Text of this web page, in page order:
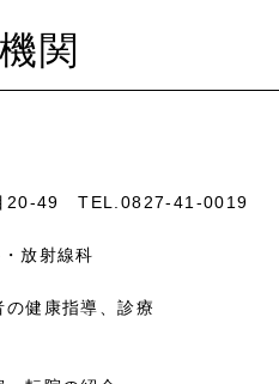
関
目20-49 TEL.0827-41-0019
放射線科
健康指導、診療